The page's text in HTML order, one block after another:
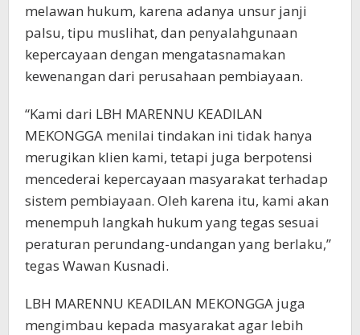
melawan hukum, karena adanya unsur janji
palsu, tipu muslihat, dan penyalahgunaan
kepercayaan dengan mengatasnamakan
kewenangan dari perusahaan pembiayaan.
“Kami dari LBH MARENNU KEADILAN
MEKONGGA menilai tindakan ini tidak hanya
merugikan klien kami, tetapi juga berpotensi
mencederai kepercayaan masyarakat terhadap
sistem pembiayaan. Oleh karena itu, kami akan
menempuh langkah hukum yang tegas sesuai
peraturan perundang-undangan yang berlaku,”
tegas Wawan Kusnadi.
LBH MARENNU KEADILAN MEKONGGA juga
mengimbau kepada masyarakat agar lebih